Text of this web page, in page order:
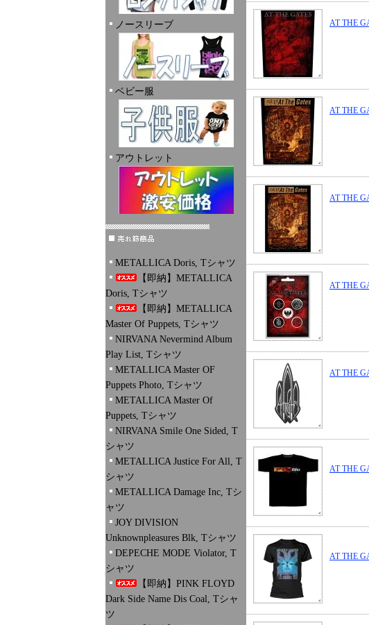
ノースリーブ
ベビー服
アウトレット
METALLICA Doris, Tシャツ
【即納】METALLICA
Doris, Tシャツ
【即納】METALLICA
Master Of Puppets, Tシャツ
NIRVANA Nevermind Album
Play List, Tシャツ
METALLICA Master OF
Puppets Photo, Tシャツ
METALLICA Master Of
Puppets, Tシャツ
NIRVANA Smile One Sided, T
シャツ
METALLICA Justice For All, T
シャツ
METALLICA Damage Inc, Tシ
ャツ
JOY DIVISION
Unknownpleasures Blk, Tシャツ
DEPECHE MODE Violator, T
シャツ
【即納】PINK FLOYD
Dark Side Name Dis Coal, Tシャ
ツ
AT THE
AT THE
AT THE
AT THE
AT THE
AT THE
AT THE